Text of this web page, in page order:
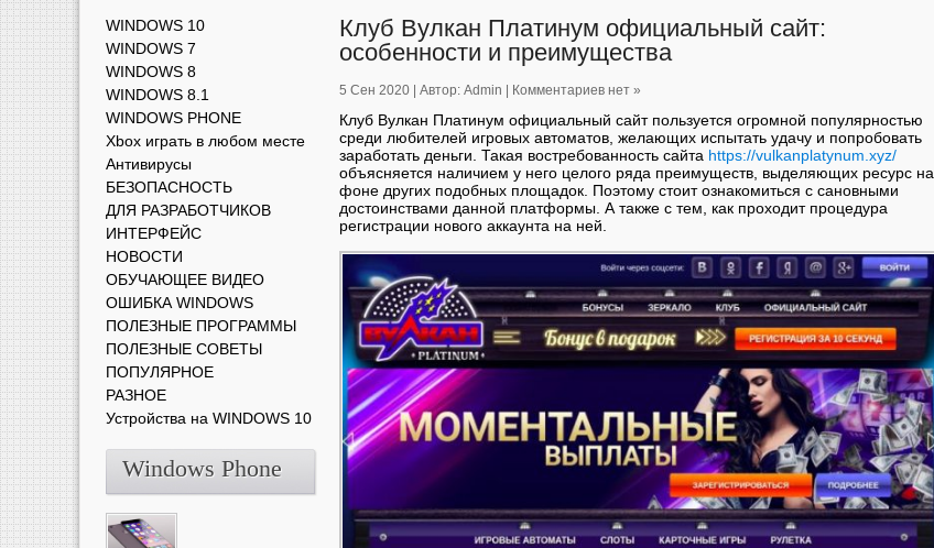
Клуб Вулкан Платинум официальный сайт:
особенности и преимущества
5 Сен 2020 | Автор: Admin Комментариев нет »
Клуб Вулкан Платинум официальный сайт пользуется огромной популярностью
среди любителей игровых автоматов, желающих испытать удачу и попробовать
заработать деньги. Такая востребованность сайта https://vulkanplatynum.xyz/
объясняется наличием у него целого ряда преимуществ, выделяющих ресурс на
фоне других подобных площадок. Поэтому стоит ознакомиться с сановными
достоинствами данной платформы. А также с тем, как проходит процедура
регистрации нового аккаунта на ней.
WINDOWS 10
WINDOWS 7
WINDOWS 8
WINDOWS 8.1
WINDOWS PHONE
Xbox играть в любом месте
Антивирусы
БЕЗОПАСНОСТЬ
ДЛЯ РАЗРАБОТЧИКОВ
ИНТЕРФЕЙС
НОВОСТИ
ОБУЧАЮЩЕЕ ВИДЕО
ОШИБКА WINDOWS
ПОЛЕЗНЫЕ ПРОГРАММЫ
ПОЛЕЗНЫЕ СОВЕТЫ
ПОПУЛЯРНОЕ
РАЗНОЕ
Устройства на WINDOWS 10
Windows Phone